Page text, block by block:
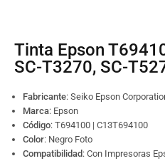
Tinta Epson T694100 Photo Black
SC-T3270, SC-
Fabricante: Seiko Epson
Marca: Epson
Código: T694100 | C13T694100
Color: Negro Foto
Compatibilidad: Con Impresoras